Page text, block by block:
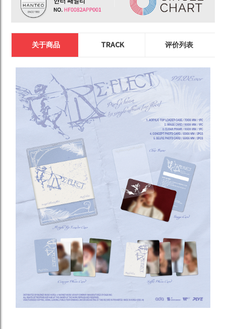
关于商品 TRACK 评价列表